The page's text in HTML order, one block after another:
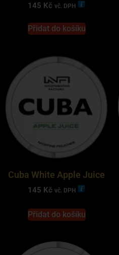
145 Kč vč. DPH
Přidat do košíku
Cuba White Apple Juice
145 Kč vč. DPH
Přidat do košíku